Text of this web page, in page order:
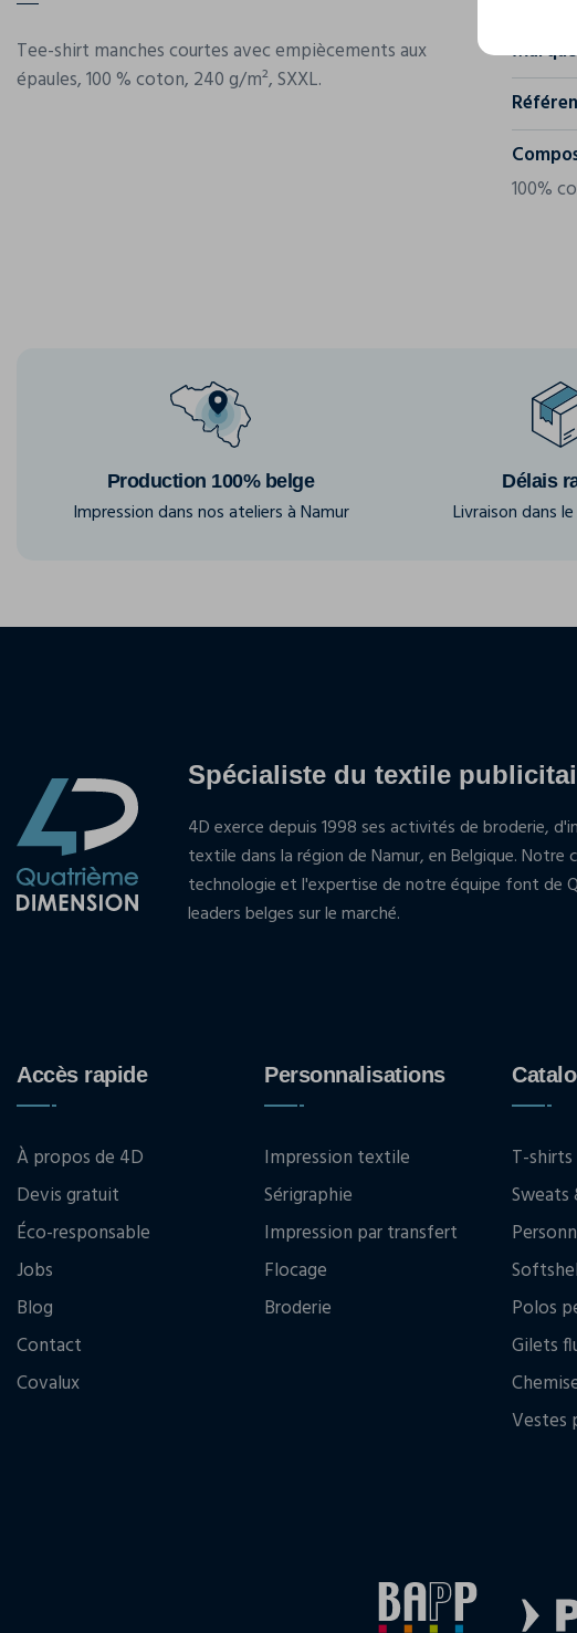
Tee-shirt manches courtes avec empiècements aux
épaules, 100 % coton, 240 g/m², SXXL.
Marque
100%
Production 100% belge
Impression dans nos ateliers à Namur
Délais
Livraison dans
Spécialiste du textile
4D exerce depuis 1998 ses activités de broderie,
textile dans la région de Namur, en Belgique.
technologie et l'expertise de notre équipe font de
leaders belges sur le marché.
Accès rapide
À propos de 4D
Devis gratuit
Éco-responsable
Jobs
Blog
Contact
Covalux
Personnalisations
Impression textile
Sérigraphie
Impression par transfert
Flocage
Broderie
T-
Sweats
Polos
Gilets
Vestes